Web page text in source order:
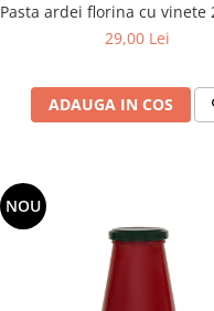
Pasta ardei florina cu vinete
29,00 Lei
ADAUGA IN COS
NOU